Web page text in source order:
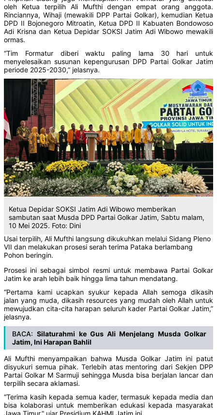
oleh Ketua terpilih Ali Mufthi dengan empat orang anggota.
Rinciannya, Wihaji (mewakili DPP Partai Golkar), kemudian Ketua
DPD II Bojonegoro Mitroatin, Ketua DPD II Kabuaten Bondowoso
Adi Krisna dan Ketua Depidar SOKSI Jatim Adi Wibowo mewakili
ormas.
“Tim Formatur diberi waktu paling lama 30 hari untuk
menyelesaikan susunan kepengurusan DPD Partai Golkar Jatim
periode 2025-2030,” jelasnya.
Ketua Depidar SOKSI Jatim Adi Wibowo memberikan
sambutan saat Musda DPD Partai Golkar Jatim, Sabtu malam,
10 Mei 2025. Foto: Dini
Usai terpilih, Ali Mufthi langsung dikukuhkan melalui Sidang Pleno
VII dan melakukan prosesi serah terima Pataka berlambang
Pohon beringin.
Prosesi ini sebagai simbol resmi untuk membawa Partai Golkar
Jatim ke arah lebih baik hingga lima tahun mendatang.
“Pertama kami ucapkan syukur kepada Allah semoga dikasih
jalan yang muda, dikasih resources yang mudah oleh Allah untuk
mewujudkan cita-cita harapan seluruh kader Partai Golkar Jatim,”
jelasnya.
BACA:Silaturahmi ke Gus Ali Menjelang Musda Golkar
Jatim, Ini Harapan Bahlil
Ali Mufthi menyampaikan bahwa Musda Golkar Jatim ini patut
disyukuri semua pihak. Terlebih atas mentoring dari Sekjen DPP
Partai Golkar M Sarmuji sehingga Musda bisa berjalan lancar dan
terpilih secara aklamasi.
“Terima kasih kepada semua kader, termasuk kepada media dan
bisa kolaborasi untuk memberikan edukasi kepada masyarakat
Jawa Timur,” ujar Presidium KAHMI Jatim ini.